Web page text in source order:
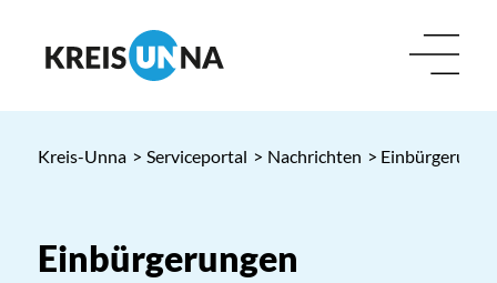
Kreis-Unna > Serviceportal > Nachrichten >
Einbürgerungen